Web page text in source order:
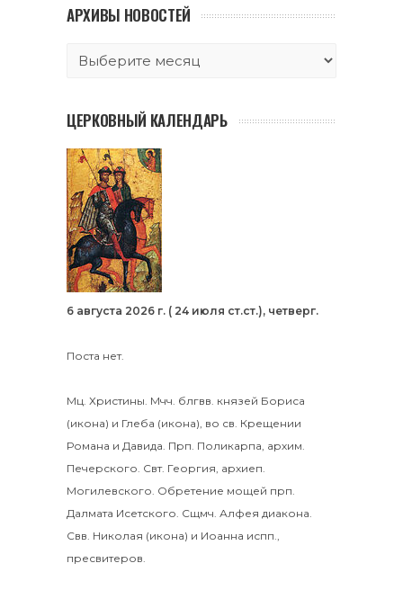
АРХИВЫ НОВОСТЕЙ
ЦЕРКОВНЫЙ КАЛЕНДАРЬ
6 августа 2026 г. ( 24 июля ст.ст.), четверг.
Поста нет.
Мц. Христины Мчч. блгвв. князей Бориса
(икона) и Глеба (икона), во св. Крещении
Романа и Давида. Прп. Поликарпа , архим.
Печерского. Свт. Георгия , архиеп.
Могилевского. Обретение мощей прп.
Далмата Исетского. Сщмч. Алфея диакона.
Свв. Николая (икона) и Иоанна испп.,
пресвитеров.